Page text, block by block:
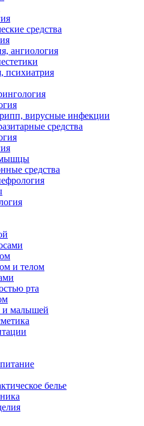
средства
ангиология
психиатрия
вирусные инфекции
средства
средства
и телом
рта
и малышей
белье